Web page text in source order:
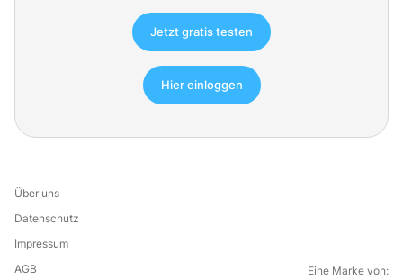
Jetzt gratis testen
Hier einloggen
Über uns
Datenschutz
Impressum
AGB
Eine Marke von: